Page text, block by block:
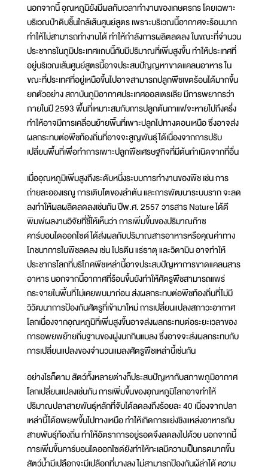
นอกจากนี้ อุณหภูมิยังมีผลกับเวลาทำงานของเกษตรกร โดยเฉพาะ
บริเวณป่าดิบชื้นใกล้เส้นศูนย์สูตร เพราะบริเวณนี้อากาศจะร้อนมาก
ทำให้ไม่สามารถทำงานได้ ทำให้กำลังการผลิตลดลง ในขณะที่จำนวน
ประชากรในภูมิประเทศแถบนี้กับมีปริมาณที่เพิ่มสูงขึ้น ทำให้ประเทศที่
อยู่บริเวณเส้นศูนย์สูตรนี้อาจประสบปัญญหาขาดแคลนอาหาร ใน
ขณะที่ประเทศที่อยู่เหนือขึ้นไปอาจสามารถปลูกพืชเขตร้อนได้มากขึ้น
ยกตัวอย่าง สถาบันภูมิอากาศประเทศออสเตรเลีย มีการพยากรว่า
ภายในปี 2593 พื้นที่เหมาะสมกับการปลูกต้นกาแฟจะหายไปถึงครึ่ง
ทำให้อาจมีการเคลื่อนย้ายพื้นที่เพาะปลูกไปทางตอนเหนือ ซึ่งอาจส่ง
ผลกระทบต่อพืชท้องถิ่นที่อาจจะสูญพันธุ์ได้เนื่องจากการปรับ
เปลี่ยนพื้นที่เพื่อทำการเพาะปลูกพืชเศรษฐกิจที่มีต้นกำเนิดจากที่อื่น
เมื่ออุณหภูมิเพิ่มสูงถึงระดับหนึ่งระบบการทำงานของพืช เช่น การ
ถ่ายละอองเรณู การเติบโตของลำต้น และการพัฒนาระบบราก จะลด
ลงทำให้ผลผลิตลดลงเช่นกัน ปีพ.ศ. 2557 วารสาร Nature ได้ตี
พิมพ์ผลงานวิจัยที่ชี้ให้เห็นว่า การเพิ่มขึ้นของปริมาณก๊าซ
คาร์บอนไดออกไซด์ได้ส่งผลกับปริมาณสารอาหารหรือคุณค่าทาง
โภชนาการในพืชลดลง เช่น โปรตีน แร่ธาตุ และวิตามิน อาจทำให้
ประชากรโลกที่บริโภคพืชเหล่านี้อาจประสบปัญหาการขาดแคลนสาร
อาหาร นอกจากนี้อากาศที่ร้อนขึ้นยังทำให้ศัตรูพืชสามารถแพร่
กระจายในพื้นที่ไม่เคยพบมาก่อน ส่งผลกระทบต่อพืชท้องถิ่นที่ไม่มี
วิวัฒนาการป้องกันศัตรูที่เข้ามาใหม่ การเปลี่ยนแปลงสภาวะอากาศ
โลกเนื่องจากอุณหภูมิที่เพิ่มสูงขึ้นอาจส่งผลกระทบต่อระยะเวลาของ
การอพยพย้ายถิ่นฐานของฝูงนกกินแมลง ซึ่งอาจจะส่งผลกระทบกับ
การเปลี่ยนแปลงของจำนวนแมลงศัตรูพืชเหล่านี้เช่นกัน
อย่างไรก็ตาม สัตว์ทั้งหลายต่างก็ประสบปัญหากับสภาพภูมิอากาศ
โลกเปลี่ยนแปลงเช่นกัน การเพิ่มขึ้นของอุณหภูมิโลกอาจทำให้
ปริมาณปลาสายพันธุ์หลักที่จับได้ลดลงถึงร้อยละ 40 เนื่องจากปลา
เหล่านี้ได้อพยพขึ้นไปทางเหนือ ทำให้เกิดการแย่งชิงแหล่งอาหารกับ
สายพันธุ์ท้องถิ่น ทำให้อัตราการอยู่รอดจึงลดลงไปด้วย นอกจากนี้
การเพิ่มขึ้นคาร์บอนไดออกไซด์ยังทำให้ทะเลมีความเป็นกรดมากขึ้น
สัตว์น้ำมีเปลือกจะมีเปลือกที่บางลง ไม่สามารถป้องกันผู้ล่าได้ ความ